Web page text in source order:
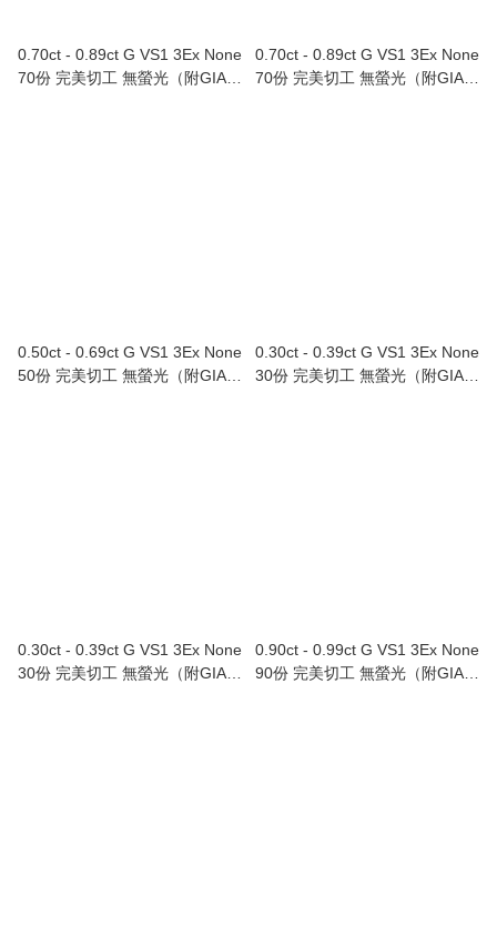
0.70ct - 0.89ct G VS1 3Ex None
70份 完美切工 無螢光（附GIA證
0.70ct - 0.89ct G VS1 3Ex None
70份 完美切工 無螢光（附GIA證
0.50ct - 0.69ct G VS1 3Ex None
50份 完美切工 無螢光（附GIA證
0.30ct - 0.39ct G VS1 3Ex None
30份 完美切工 無螢光（附GIA證
0.30ct - 0.39ct G VS1 3Ex None
30份 完美切工 無螢光（附GIA證
0.90ct - 0.99ct G VS1 3Ex None
90份 完美切工 無螢光（附GIA證